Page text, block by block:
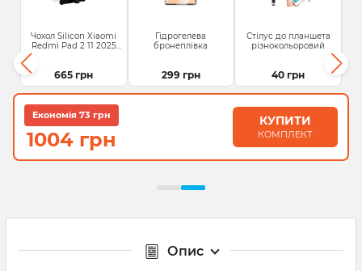
Чохол Silicon Xiaomi
Redmi Pad 2 11 2025
665 грн
Гідрогелева
бронеплівка
299 грн
Стілус до планшета
різнокольоровий
40 грн
Економія 73 грн
1004 грн
КУПИТИ
КОМПЛЕКТ
Опис